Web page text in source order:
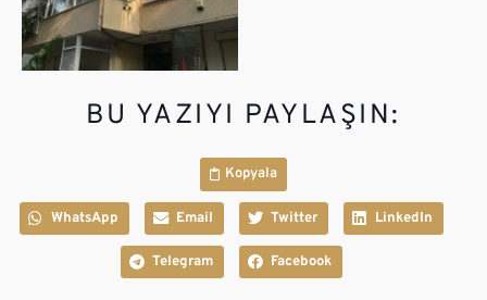
BU YAZIYI PAYLAŞIN:
Kopyala
WhatsApp Email Twitter LinkedIn
Telegram Facebook